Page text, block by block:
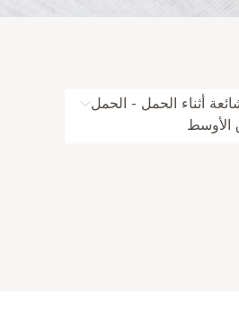
أثناء الحمل - الحمل
الأوسط